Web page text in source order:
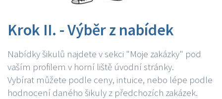
Krok II. - Výběr z nabídek
Nabídky šikulů najdete v sekci "Moje zakázky" pod
vaším profilem v horní liště úvodní stránky.
Vybírat můžete podle ceny, intuice, nebo lépe podle
hodnocení daného šikuly z předchozích zakázek.